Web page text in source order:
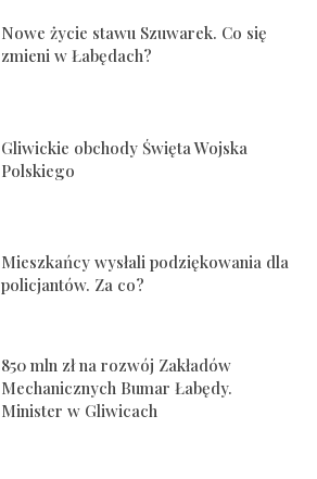
Nowe życie stawu Szuwarek. Co się
zmieni w Łabędach?
Gliwickie obchody Święta Wojska
Polskiego
Mieszkańcy wysłali podziękowania dla
policjantów. Za co?
850 mln zł na rozwój Zakładów
Mechanicznych Bumar Łabędy.
Minister w Gliwicach